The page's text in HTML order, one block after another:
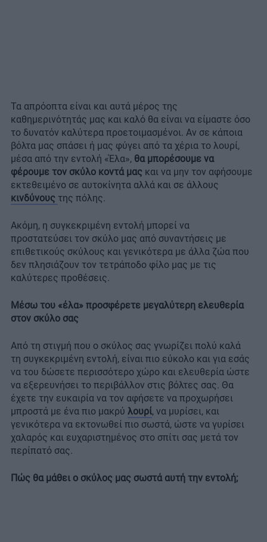
Τα απρόοπτα είναι και αυτά μέρος της
καθημερινότητάς μας και καλό θα είναι να είμαστε όσο
το δυνατόν καλύτερα προετοιμασμένοι. Αν σε κάποια
βόλτα μας σπάσει ή μας φύγει από τα χέρια το λουρί,
μέσα από την εντολή «Έλα», θα μπορέσουμε να
φέρουμε τον σκύλο κοντά μας και να μην τον αφήσουμε
εκτεθειμένο σε αυτοκίνητα αλλά και σε άλλους
κινδύνους της πόλης.
Ακόμη, η συγκεκριμένη εντολή μπορεί να
προστατεύσει τον σκύλο μας από συναντήσεις με
επιθετικούς σκύλους και γενικότερα με άλλα ζώα που
δεν πλησιάζουν τον τετράποδο φίλο μας με τις
καλύτερες προθέσεις.
Μέσω του «έλα» προσφέρετε μεγαλύτερη ελευθερία
στον σκύλο σας
Από τη στιγμή που ο σκύλος σας γνωρίζει πολύ καλά
τη συγκεκριμένη εντολή, είναι πιο εύκολο και για εσάς
να του δώσετε περισσότερο χώρο και ελευθερία ώστε
να εξερευνήσει το περιβάλλον στις βόλτες σας. Θα
έχετε την ευκαιρία να τον αφήσετε να προχωρήσει
μπροστά με ένα πιο μακρύ λουρί, να μυρίσει, και
γενικότερα να εκτονωθεί πιο σωστά, ώστε να γυρίσει
χαλαρός και ευχαριστημένος στο σπίτι σας μετά τον
περίπατό σας.
Πώς θα μάθει ο σκύλος μας σωστά αυτή την εντολή;